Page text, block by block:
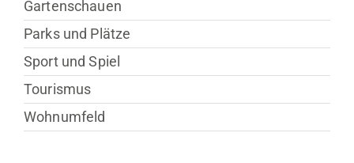
Gartenschauen
Parks und Plätze
Sport und Spiel
Tourismus
Wohnumfeld